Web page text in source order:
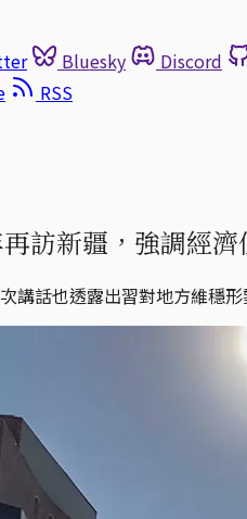
Bluesky Discord
RSS
訪新疆，強調經
講話也透露出習對地方維穩形